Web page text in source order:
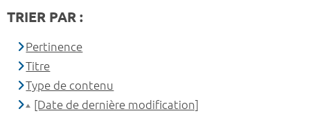
TRIER PAR :
Pertinence
Titre
Type de contenu
[Date de dernière modification]